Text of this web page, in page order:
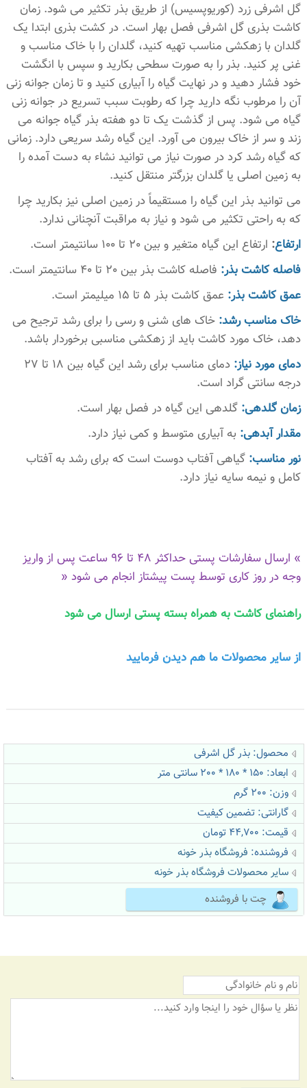
گل اشرفی زرد (کوریوپسیس) از طریق بذر تکثیر می شود. زمان
کاشت بذری گل اشرفی فصل بهار است. در کشت بذری ابتدا یک
گلدان با زهکشی مناسب تهیه کنید، گلدان را با خاک مناسب و
غنی پر کنید. بذر را به صورت سطحی بکارید و سپس با انگشت
خود فشار دهید و در نهایت گیاه را آبیاری کنید و تا زمان جوانه زنی
آن را مرطوب نگه دارید چرا که رطوبت سبب تسریع در جوانه زنی
گیاه می شود. پس از گذشت یک تا دو هفته بذر گیاه جوانه می
زند و سر از خاک بیرون می آورد. این گیاه رشد سریعی دارد. زمانی
که گیاه رشد کرد در صورت نیاز می توانید نشاء به دست آمده را
به زمین اصلی یا گلدان بزرگتر منتقل کنید.
می توانید بذر این گیاه را مستقیماً در زمین اصلی نیز بکارید چرا
که به راحتی تکثیر می شود و نیاز به مراقبت آنچنانی ندارد.
ارتفاع: ارتفاع این گیاه متغیر و بین 20 تا 100 سانتیمتر است.
فاصله کاشت بذر: فاصله کاشت بذر بین 20 تا 40 سانتیمتر است.
عمق کاشت بذر: عمق کاشت بذر 5 تا 15 میلیمتر است.
خاک مناسب رشد: خاک های شنی و رسی را برای رشد ترجیح می
دهد، خاک مورد کاشت باید از زهکشی مناسبی برخوردار باشد.
دمای مورد نیاز:
دمای مناسب برای رشد این گیاه بین 18 تا 27
درجه سانتی گراد است.
زمان گلدهی: گلدهی این گیاه در فصل بهار است.
مقدار آبدهی: به آبیاری متوسط و کمی نیاز دارد.
نور مناسب: گیاهی آفتاب دوست است که برای رشد به آفتاب
کامل و نیمه سایه نیاز دارد.
» ارسال سفارشات پستی حداکثر 48 تا 96 ساعت پس از واریز
وجه در روز کاری توسط پست پیشتاز انجام می شود «
راهنمای کاشت به همراه بسته پستی ارسال می شود
از سایر محصولات ما هم دیدن فرمایید
محصول: بذر گل اشرفی
ابعاد: 150 * 180 * 200 سانتی متر
وزن: 200 گرم
گارانتی: تضمین کیفیت
قیمت: 44,700 تومان
فروشنده: فروشگاه بذر خونه
سایر محصولات فروشگاه بذر خونه
چت با فروشنده